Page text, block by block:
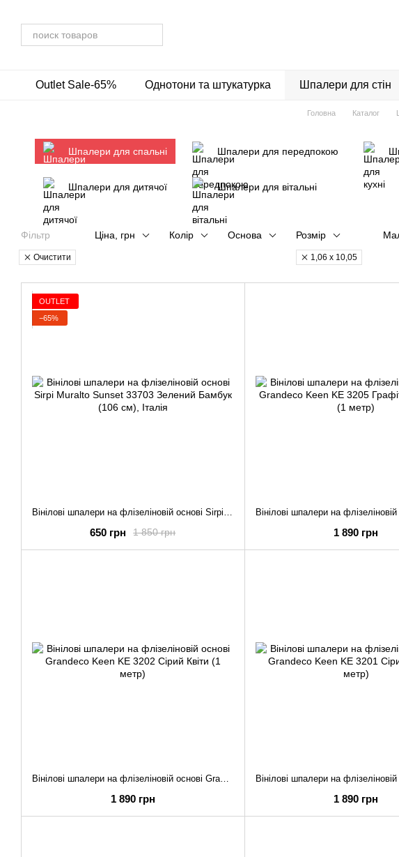
Outlet Sale-65% Однотони та штукатурка Шпалери для стін
Головна Каталог
Шпалери для спальні Шпалери для передпокою
Шпалери для дитячої Шпалери для вітальні
Фільтр
Очистити
Ціна, грн Колір Основа Розмір
1,06 х 10,05
OUTLET
−65%
1 850 грн
650 грн 1 890 грн
Вінілові шпалери на флізеліновій основі Grandeco Keen KE 3202 Сірий Квіти (1 метр)
1 890 грн 1 890 грн